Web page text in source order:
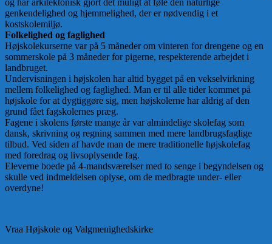
og har arkitektonisk gjort det muligt at føle den naturlige
genkendelighed og hjemmelighed, der er nødvendig i et
kostskolemiljø.
Folkelighed og faglighed
Højskolekurserne var på 5 måneder om vinteren for drengene og en
sommerskole på 3 måneder for pigerne, respekterende arbejdet i
landbruget.
Undervisningen i højskolen har altid bygget på en vekselvirkning
mellem folkelighed og faglighed. Man er til alle tider kommet på
højskole for at dygtiggøre sig, men højskolerne har aldrig af den
grund fået fagskolernes præg.
Fagene i skolens første mange år var almindelige skolefag som
dansk, skrivning og regning sammen med mere landbrugsfaglige
tilbud. Ved siden af havde man de mere traditionelle højskolefag
med foredrag og livsoplysende fag.
Eleverne boede på 4-mandsværelser med to senge i begyndelsen og
skulle ved indmeldelsen oplyse, om de medbragte under- eller
overdyne!
Vraa Højskole og Valgmenighedskirke